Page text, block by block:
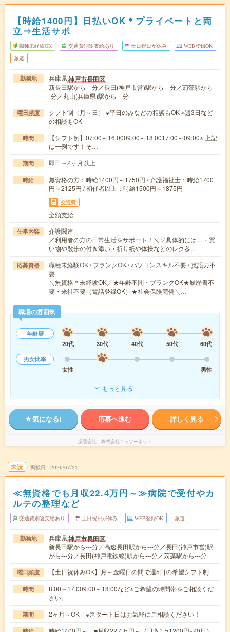
【時給1400円】日払いOK＊プライベートと両
立⇒生活サポ
職種未経験OK 交通費別途支給あり 土日祝日が休み WEB登録OK
派遣
勤務地 兵庫県神戸市長田区
新長田駅から---分／長田(神戸市営)駅から---分／苅藻駅から--
-分／丸山(兵庫県)駅から---分
曜日頻度
シフト制（月～日） ※平日のみなどの相談もOK ※週3日など
の相談もOK
時間
【シフト例】07:00～16:0009:00～18:0017:00～09:00※ 上記
は一例です！そ…
期間 即日～2ヶ月以上
時給
無資格の方：時給1400円～1750円 / 介護福祉士：時給1700
円～2125円 / 初任者以上：時給1500円～1875円
交通費
全額支給
仕事内容
介護関連
／利用者の方の日常生活をサポート！＼▽具体的には…・買
い物や散歩の付き添い・折り紙や体操などのレク参…
応募資格
職種未経験OK / ブランクOK / パソコンスキル不要 / 英語力不
要
＼無資格＊未経験OK／★年齢不問・ブランクOK★履歴書不
要・来社不要（電話登録OK）★社会保険完備＼…
職場の雰囲気
年齢層
20代
30代 40代 50代
60代
男女比率
女性
男性
もっと見る
気になる! 応募へ進む 詳しく見る
派遣会社 株式会社ニッソーネット
未読 掲載日 2026/07/21
≪無資格でも月収22.4万円～≫病院で受付やカ
ルテの整理など
交通費別途支給あり 土日祝日が休み WEB登録OK 派遣
勤務地 兵庫県神戸市長田区
新長田駅から---分／高速長田駅から---分／長田(神戸市営)駅
から---分／長田(神戸電鉄線)駅から---分／苅藻駅から---分
曜日頻度 【土日祝休みOK】月～金曜日の間で週5日の希望シフト制
時間
8:00～17:009:00～18:00など※ご希望の時間帯をご相談くだ
さい。
期間 2ヶ月～OK ※スタート日はお気軽にご相談ください！